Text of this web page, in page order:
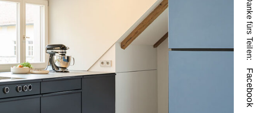
Danke fürs Teilen:
Facebook